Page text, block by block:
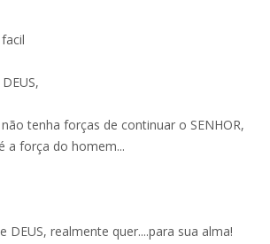
tenha forças de continuar o SENHOR,
a força do homem...
DEUS, realmente quer....para sua alma!